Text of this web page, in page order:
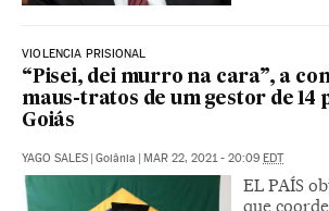
VIOLENCIA PRISIONAL
“Pisei, dei murro na cara”, a
maus-tratos de um gestor de 14
Goiás
YAGO SALES | Goiânia | MAR 22, 2021 - 20:09 EDT
EL PAÍS
que